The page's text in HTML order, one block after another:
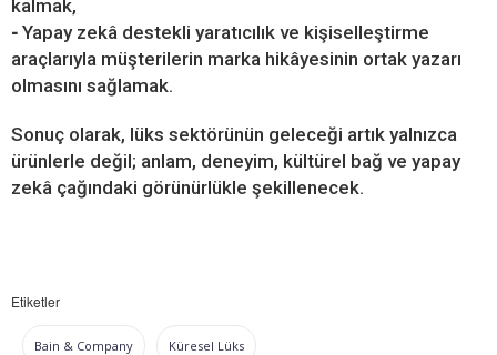
kalmak,
- Yapay zekâ destekli yaratıcılık ve kişiselleştirme
araçlarıyla müşterilerin marka hikâyesinin ortak yazarı
olmasını sağlamak.
Sonuç olarak, lüks sektörünün geleceği artık yalnızca
ürünlerle değil; anlam, deneyim, kültürel bağ ve yapay
zekâ çağındaki görünürlükle şekillenecek.
Etiketler
Bain & Company Küresel Lüks